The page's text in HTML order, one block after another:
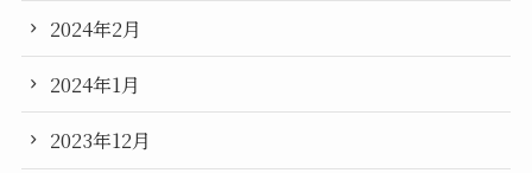
2024年2月
2024年1月
2023年12月